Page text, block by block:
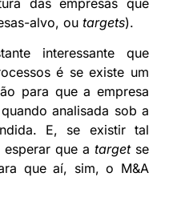
alvo, ou targets).
interessante que
é se existe um
para que a empresa
analisada sob a
E, se existir tal
que a targetse
que aí, sim, o M&A